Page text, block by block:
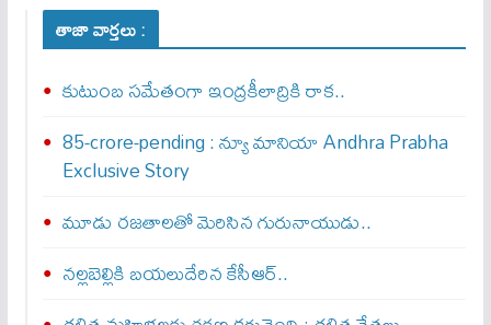
తాజా వార్తలు :
కుటుంబ సమేతంగా ఇంద్రకీలాద్రికి రాక..
85-crore-pending : న్యూ మానియా Andhra Prabha
Exclusive Story
మూడు రజతాలతో మెరిసిన గురునాయుడు..
నల్లబెల్లికి బయలుదేరిన కేసీఆర్‌..